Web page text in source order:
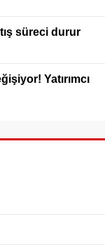
süreci durur
Yatırımcı